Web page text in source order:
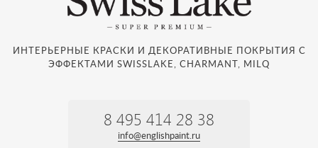
ИНТЕРЬЕРНЫЕ КРАСКИ И ДЕКОРАТИВНЫЕ ПОКРЫТИЯ С
ЭФФЕКТАМИ SWISSLAKE, CHARMANT, MILQ
8 495 414 28 38
info@englishpaint.ru